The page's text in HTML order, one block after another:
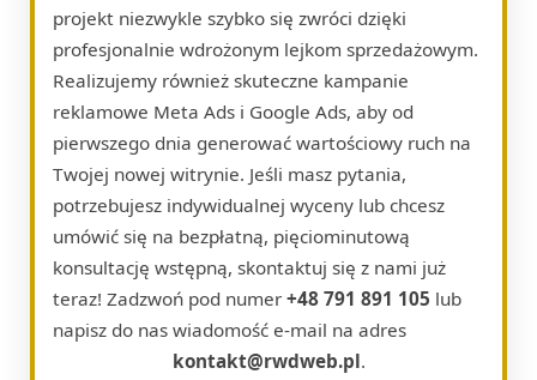
projekt niezwykle szybko się zwróci dzięki
profesjonalnie wdrożonym lejkom sprzedażowym.
Realizujemy również skuteczne kampanie
reklamowe Meta Ads i Google Ads, aby od
pierwszego dnia generować wartościowy ruch na
Twojej nowej witrynie. Jeśli masz pytania,
potrzebujesz indywidualnej wyceny lub chcesz
umówić się na bezpłatną, pięciominutową
konsultację wstępną, skontaktuj się z nami już
teraz! Zadzwoń pod numer +48 791 891 105 lub
napisz do nas wiadomość e-mail na adres
kontakt@rwdweb.pl.